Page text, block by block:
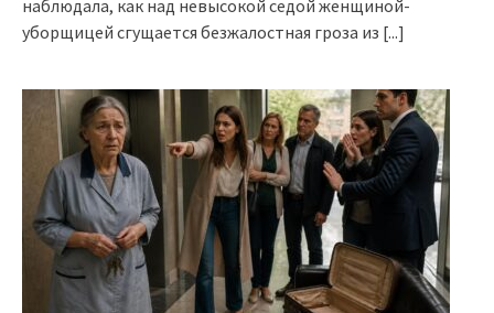
наблюдала, как над невысокой седой женщиной-
уборщицей сгущается безжалостная гроза из [...]